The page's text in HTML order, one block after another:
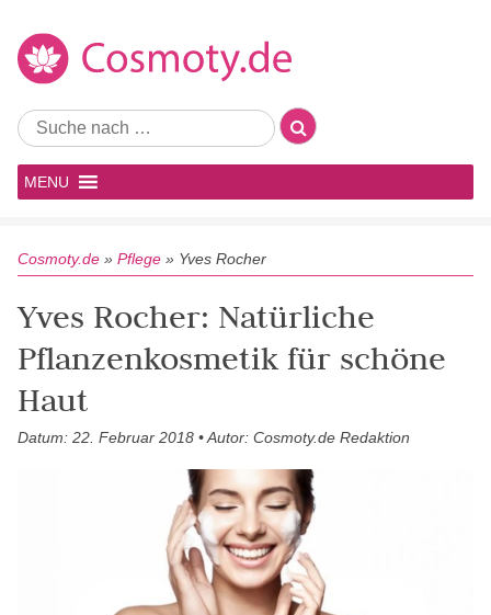
MENU
Cosmoty.de » Pflege » Yves Rocher
Yves Rocher: Natürliche
Pflanzenkosmetik für schöne
Haut
Datum: 22. Februar 2018 • Autor: Cosmoty.de Redaktion